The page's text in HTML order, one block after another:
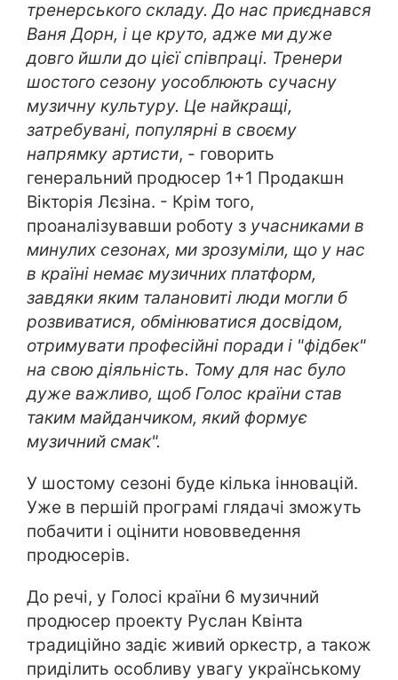
тренерського складу. До нас приєднався
Ваня Дорн, і це круто, адже ми дуже
довго йшли до цієї співпраці. Тренери
шостого сезону уособлюють сучасну
музичну культуру. Це найкращі,
затребувані, популярні в своєму
напрямку артисти, - говорить
генеральний продюсер 1+1 Продакшн
Вікторія Лєзіна. - Крім того,
проаналізувавши роботу з учасниками в
минулих сезонах, ми зрозуміли, що у нас
в країні немає музичних платформ,
завдяки яким талановиті люди могли б
розвиватися, обмінюватися досвідом,
отримувати професійні поради і "фідбек"
на свою діяльність. Тому для нас було
дуже важливо, щоб Голос країни став
таким майданчиком, який формує
музичний смак".
У шостому сезоні буде кілька інновацій.
Уже в першій програмі глядачі зможуть
побачити і оцінити нововведення
продюсерів.
До речі, у Голосі країни 6 музичний
продюсер проекту Руслан Квінта
традиційно задіє живий оркестр, а також
приділить особливу увагу українському